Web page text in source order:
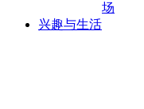
场
兴趣与生活